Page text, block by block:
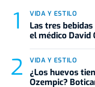
VIDA Y ESTILO
Las tres
el médico David
VIDA Y ESTILO
¿Los huevos
Ozempic?